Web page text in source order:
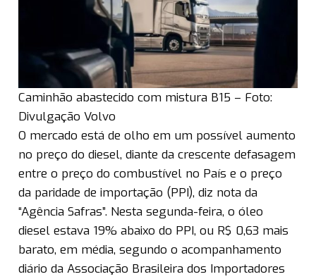
Caminhão abastecido com mistura B15 – Foto:
Divulgação Volvo
O mercado está de olho em um possível aumento
no preço do diesel, diante da crescente defasagem
entre o preço do combustível no País e o preço
da paridade de importação (PPI), diz nota da
“Agência Safras”. Nesta segunda-feira, o óleo
diesel estava 19% abaixo do PPI, ou R$ 0,63 mais
barato, em média, segundo o acompanhamento
diário da Associação Brasileira dos Importadores